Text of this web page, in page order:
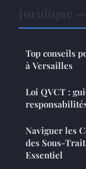
Top conseils
à Versailles
Loi QVCT :
Naviguer les
des Sous-
Essentiel